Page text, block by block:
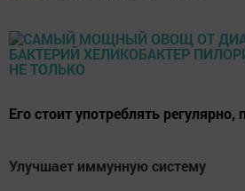
Его стоит употреблять регулярно,
Улучшает иммунную систему